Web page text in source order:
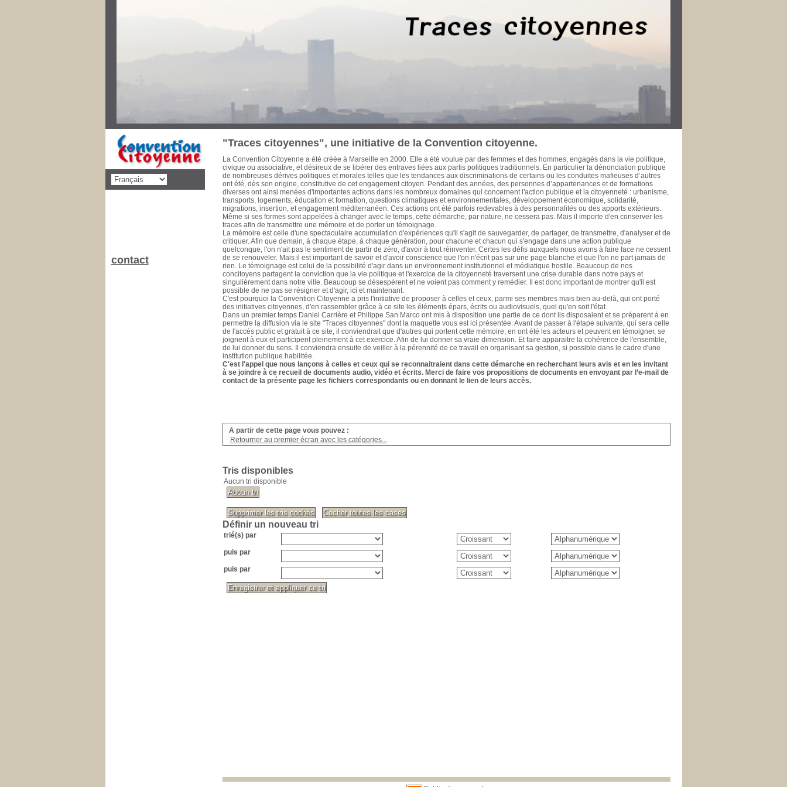
décolonisation et d’une économie mondialisée. Habitat, urbanisme, transports, formation professionnelle, développement économique et
social, éducation et culture, ont ainsi fait l’objet de réflexions, de propositions et d’actions à l’échelle métropolitaine et méditerranéenne. La
dimension politique de ces engagements a été diverse, de nature électorale ou pas. Avant que l’épreuve du temps ne fasse à jamais
disparaître leurs traces, il est apparu urgent d'en collecter la mémoire écrite et audiovisuelle et de la rendre accessible à ceux qui se
pencheront sur notre passé récent pour ouvrir de nouvelles pistes à l'action citoyenne. Cette base de données est une initiative de la
Convention Citoyenne. Sont actuellement proposés au chercheur, historien, politologue, cinéaste, ou simple citoyen, des documents publics
de la Communauté Urbaine Marseille-Provence-Métropole - Elu de Marseille de 1983 à aujourd’hui Député des Bouches du Rhône de 1981
à 1993 Conseiller régional de la Région Provence-Alpes-Côte d’Azur de 1981 à 1986 Secrétaire général de la Ville de Marseille de 1978 à
1981 Il est également, auteur, essayiste et enseignant
A partir de cette page vous pouvez :
Retourner au premier écran avec les catégories...
Tris disponibles
Aucun tri disponible
Définir un nouveau tri
trié(s) par
puis par
puis par
"Traces citoyennes", une initiative de la Convention citoyenne.
La Convention Citoyenne a été créée à Marseille en 2000. Elle a été voulue par des femmes et des hommes, engagés dans la vie politique,
civique ou associative, et désireux de se libérer des entraves liées aux partis politiques traditionnels. En particulier la dénonciation publique
de nombreuses dérives politiques et morales telles que les tendances aux discriminations de certains ou les conduites mafieuses d’autres
ont été, dès son origine, constitutive de cet engagement citoyen. Pendant des années, des personnes d’appartenances et de formations
diverses ont ainsi menées d'importantes actions dans les nombreux domaines qui concernent l'action publique et la citoyenneté : urbanisme,
transports, logements, éducation et formation, questions climatiques et environnementales, développement économique, solidarité,
migrations, insertion, et engagement méditerranéen. Ces actions ont été parfois redevables à des personnalités ou des apports extérieurs.
Même si ses formes sont appelées à changer avec le temps, cette démarche, par nature, ne cessera pas. Mais il importe d'en conserver les
traces afin de transmettre une mémoire et de porter un témoignage.
La mémoire est celle d'une spectaculaire accumulation d'expériences qu'il s'agit de sauvegarder, de partager, de transmettre, d'analyser et de
critiquer. Afin que demain, à chaque étape, à chaque génération, pour chacune et chacun qui s'engage dans une action publique
quelconque, l'on n'ait pas le sentiment de partir de zéro, d'avoir à tout réinventer. Certes les défis auxquels nous avons à faire face ne cessent
de se renouveler. Mais il est important de savoir et d'avoir conscience que l'on n'écrit pas sur une page blanche et que l'on ne part jamais de
rien. Le témoignage est celui de la possibilité d'agir dans un environnement institutionnel et médiatique hostile. Beaucoup de nos
concitoyens partagent la conviction que la vie politique et l'exercice de la citoyenneté traversent une crise durable dans notre pays et
singulièrement dans notre ville. Beaucoup se désespèrent et ne voient pas comment y remédier. Il est donc important de montrer qu'il est
possible de ne pas se résigner et d'agir, ici et maintenant.
C'est pourquoi la Convention Citoyenne a pris l'initiative de proposer à celles et ceux, parmi ses membres mais bien au-delà, qui ont porté
des initiatives citoyennes, d'en rassembler grâce à ce site les éléments épars, écrits ou audiovisuels, quel qu'en soit l'état.
Dans un premier temps Daniel Carrière et Philippe San Marco ont mis à disposition une partie de ce dont ils disposaient et se préparent à en
permettre la diffusion via le site "Traces citoyennes" dont la maquette vous est ici présentée. Avant de passer à l'étape suivante, qui sera celle
de l'accès public et gratuit à ce site, il conviendrait que d'autres qui portent cette mémoire, en ont été les acteurs et peuvent en témoigner, se
joignent à eux et participent pleinement à cet exercice. Afin de lui donner sa vraie dimension. Et faire apparaitre la cohérence de l'ensemble,
de lui donner du sens. Il conviendra ensuite de veiller à la pérennité de ce travail en organisant sa gestion, si possible dans le cadre d'une
institution publique habilitée.
C'est l'appel que nous lançons à celles et ceux qui se reconnaitraient dans cette démarche en recherchant leurs avis et en les invitant
à se joindre à ce recueil de documents audio, vidéo et écrits. Merci de faire vos propositions de documents en envoyant par l’e-mail de
contact de la présente page les fichiers correspondants ou en donnant le lien de leurs accès.